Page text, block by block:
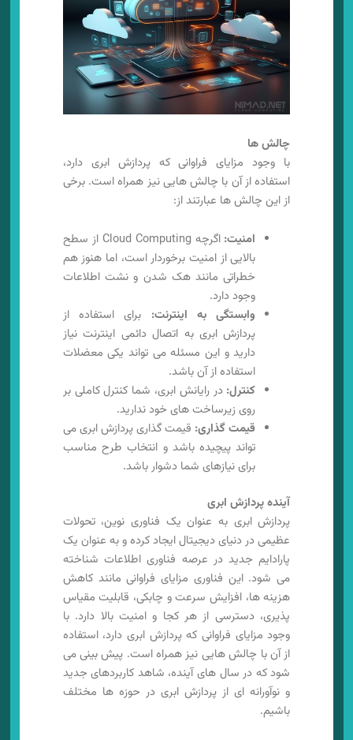
چالش ها
با وجود مزایای فراوانی که پردازش ابری دارد،
استفاده از آن با چالش هایی نیز همراه است. برخی
از این چالش ها عبارتند از:
امنیت:
اگرچه Cloud Computing از سطح
بالایی از امنیت برخوردار است، اما هنوز هم
خطراتی مانند هک شدن و نشت اطلاعات
وجود دارد.
وابستگی به اینترنت: برای استفاده از
پردازش ابری به اتصال دائمی اینترنت نیاز
دارید و این مسئله می تواند یکی معضلات
استفاده از آن باشد.
کنترل: در رایانش ابری، شما کنترل کاملی بر
روی زیرساخت های خود ندارید.
قیمت گذاری: قیمت گذاری پردازش ابری می
تواند پیچیده باشد و انتخاب طرح مناسب
برای نیازهای شما دشوار باشد.
آینده پردازش ابری
پردازش ابری به عنوان یک فناوری نوین، تحولات
عظیمی در دنیای دیجیتال ایجاد کرده و به عنوان یک
پارادایم جدید در عرصه فناوری اطلاعات شناخته
می شود. این فناوری مزایای فراوانی مانند کاهش
هزینه ها، افزایش سرعت و چابکی، قابلیت مقیاس
پذیری، دسترسی از هر کجا و امنیت بالا دارد. با
وجود مزایای فراوانی که پردازش ابری دارد، استفاده
از آن با چالش هایی نیز همراه است. پیش بینی می
شود که در سال های آینده، شاهد کاربردهای جدید
و نوآورانه ای از پردازش ابری در حوزه ها مختلف
باشیم.